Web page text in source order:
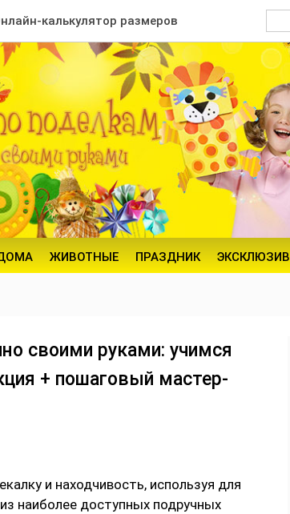
калькулятор размеров
ЖИВОТНЫЕ ПРАЗДНИК ЭКСКЛЮЗИВ
своими руками: учимся
+ пошаговый мастер-
и находчивость, используя для
наиболее доступных подручных